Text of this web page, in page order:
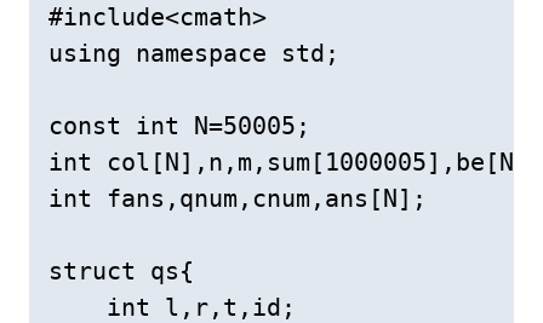
#include<cmath>
using namespace std;
const int N=50005;
int col[N],n,m,sum[1000005],be[N];
int fans,qnum,cnum,ans[N];
struct qs{
    int l,r,t,id;